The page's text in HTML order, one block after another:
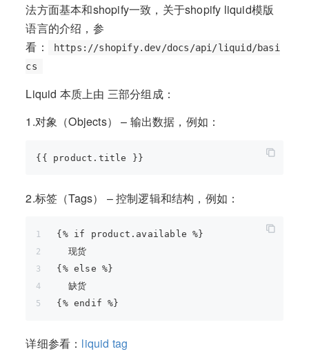
法方面基本和shopify一致，关于shopify liquid模版
语言的介绍，参
看：
https://shopify.dev/docs/api/liquid/basi
cs
Liquid 本质上由 三部分组成：
1.对象（Objects） – 输出数据，例如：
2.标签（Tags） – 控制逻辑和结构，例如：
{% if product.available %}
  现货
{% else %}
  缺货
{% endif %}
详细参看： liquid tag